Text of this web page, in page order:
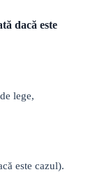
dacă este
lege,
este cazul).